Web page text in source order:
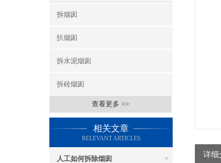
拆烟囱
扒烟囱
拆水泥烟囱
拆砖烟囱
查看更多 >>
相关文章
RELEVANT ARTICLES
人工如何拆除烟囱
详细